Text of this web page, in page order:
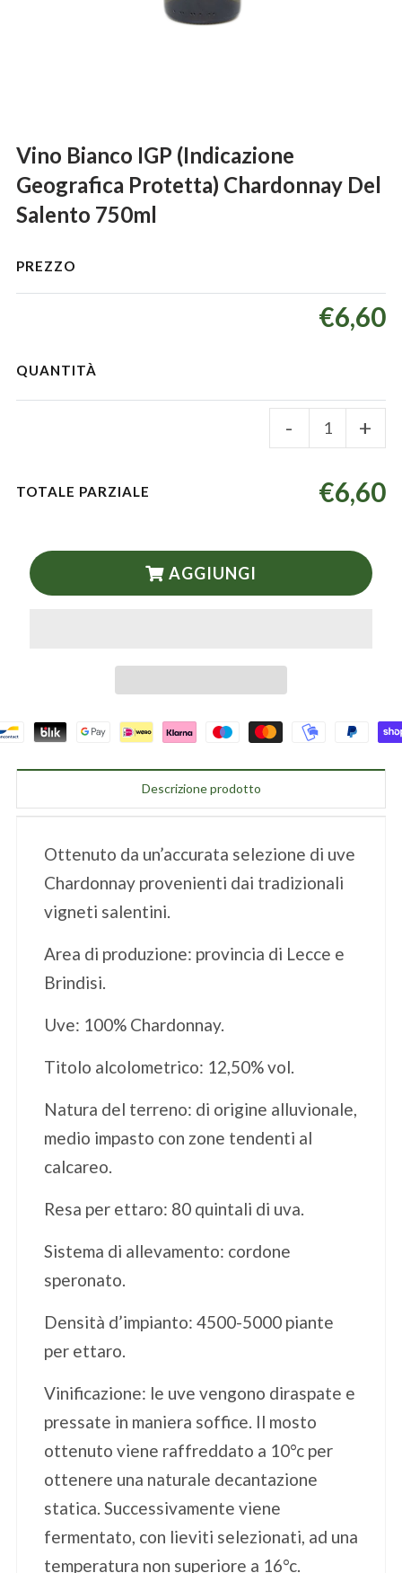
Vino Bianco IGP (Indicazione
Geografica Protetta) Chardonnay Del
Salento 750ml
PREZZO
€6,60
QUANTITÀ
- +
TOTALE PARZIALE €6,60
AGGIUNGI
Descrizione prodotto
Ottenuto da un’accurata selezione di uve
Chardonnay provenienti dai tradizionali
vigneti salentini.
Area di produzione: provincia di Lecce e
Brindisi.
Uve: 100% Chardonnay.
Titolo alcolometrico: 12,50% vol.
Natura del terreno: di origine alluvionale,
medio impasto con zone tendenti al
calcareo.
Resa per ettaro: 80 quintali di uva.
Sistema di allevamento: cordone
speronato.
Densità d’impianto: 4500-5000 piante
per ettaro.
Vinificazione: le uve vengono diraspate e
pressate in maniera soffice. Il mosto
ottenuto viene raffreddato a 10°c per
ottenere una naturale decantazione
statica. Successivamente viene
fermentato, con lieviti selezionati, ad una
temperatura non superiore a 16°c.